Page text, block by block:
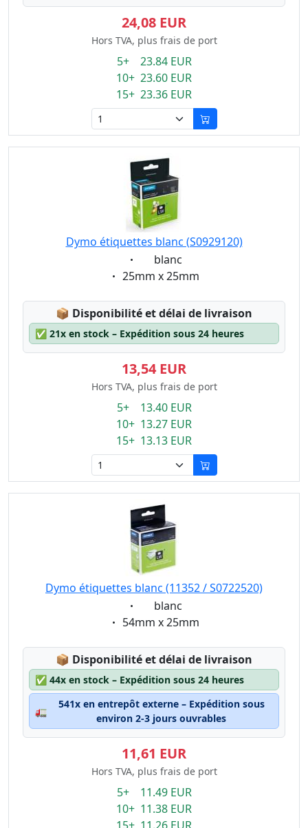
24,08 EUR
Hors TVA, plus frais de port
5+ 23.84 EUR
10+ 23.60 EUR
15+ 23.36 EUR
Dymo étiquettes blanc (S0929120)
Eigenschaft:
blanc
Eigenschaft:
25mm x 25mm
📦 Lagerstatus:
Disponibilité et délai de livraison
✅ 21x en stock – Expédition sous 24 heures
13,54 EUR
Hors TVA, plus frais de port
5+ 13.40 EUR
10+ 13.27 EUR
15+ 13.13 EUR
Dymo étiquettes blanc (11352 / S0722520)
Eigenschaft:
blanc
Eigenschaft:
54mm x 25mm
📦 Lagerstatus:
Disponibilité et délai de livraison
✅ 44x en stock – Expédition sous 24 heures
🚛
541x en entrepôt externe – Expédition sous
environ 2-3 jours ouvrables
11,61 EUR
Hors TVA, plus frais de port
5+ 11.49 EUR
10+ 11.38 EUR